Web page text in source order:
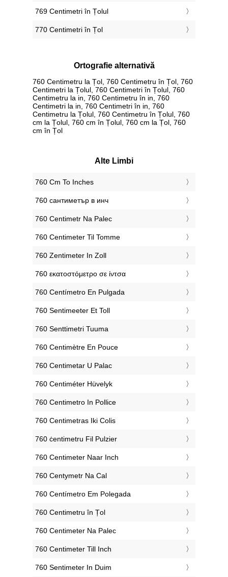
769 Centimetri în Țolul
770 Centimetri în Țol
Ortografie alternativă
760 Centimetru la Țol, 760 Centimetru în Țol, 760
Centimetri la Țolul, 760 Centimetri în Țolul, 760
Centimetru la in, 760 Centimetru în in, 760
Centimetri la in, 760 Centimetri în in, 760
Centimetru la Țolul, 760 Centimetru în Țolul, 760
cm la Țolul, 760 cm în Țolul, 760 cm la Țol, 760
cm în Țol
Alte Limbi
‎760 Cm To Inches
‎760 сантиметър в инч
‎760 Centimetr Na Palec
‎760 Centimeter Til Tomme
‎760 Zentimeter In Zoll
‎760 εκατοστόμετρο σε ίντσα
‎760 Centímetro En Pulgada
‎760 Sentimeeter Et Toll
‎760 Senttimetri Tuuma
‎760 Centimètre En Pouce
‎760 Centimetar U Palac
‎760 Centiméter Hüvelyk
‎760 Centimetro In Pollice
‎760 Centimetras Iki Colis
‎760 ċentimetru Fil Pulzier
‎760 Centimeter Naar Inch
‎760 Centymetr Na Cal
‎760 Centímetro Em Polegada
‎760 Centimetru în Țol
‎760 Centimeter Na Palec
‎760 Centimeter Till Inch
‎760 Sentimeter In Duim